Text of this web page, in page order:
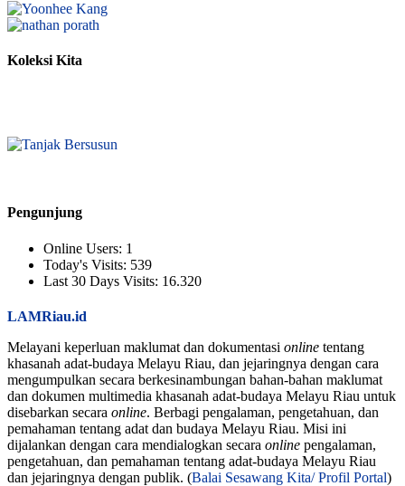
Koleksi Kita
Pengunjung
Online Users: 1
Today's Visits: 539
Last 30 Days Visits: 16.320
LAMRiau.id
Melayani keperluan maklumat dan dokumentasi online tentang
khasanah adat-budaya Melayu Riau, dan jejaringnya dengan cara
mengumpulkan secara berkesinambungan bahan-bahan maklumat
dan dokumen multimedia khasanah adat-budaya Melayu Riau untuk
disebarkan secara online. Berbagi pengalaman, pengetahuan, dan
pemahaman tentang adat dan budaya Melayu Riau. Misi ini
dijalankan dengan cara mendialogkan secara online pengalaman,
pengetahuan, dan pemahaman tentang adat-budaya Melayu Riau
dan jejaringnya dengan publik. (Balai Sesawang Kita/ Profil Portal)